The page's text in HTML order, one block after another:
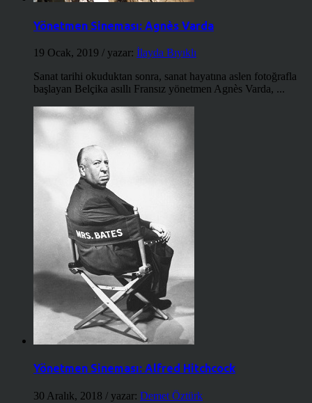
Yönetmen Sineması: Agnès Varda
19 Ocak, 2019 / yazar: İlayda Bıyıklı
Sanat tarihi okuduktan sonra, sanat hayatına aslen fotoğrafla
başlayan Belçika asıllı Fransız yönetmen Agnès Varda, ...
Yönetmen Sineması: Alfred Hitchcock
30 Aralık, 2018 / yazar: Demet Öztürk